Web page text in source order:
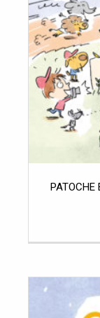
PATOCHE